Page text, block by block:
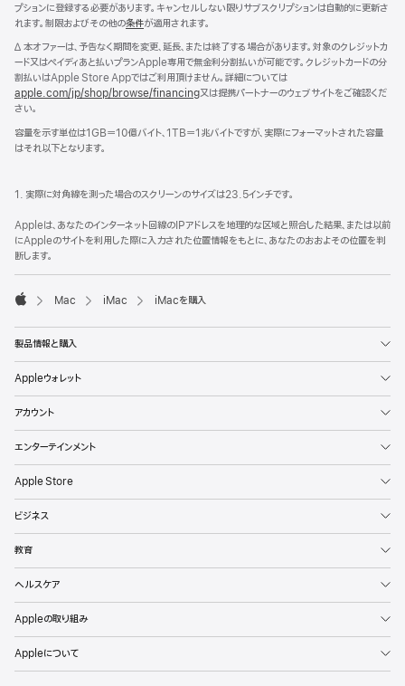
プションに登録する必要があります。キャンセルしない限りサブスクリプションは自動的に更新さ
れます。制限およびその他の条件が適用されます。
脚
注
∆ 本オファーは、予告なく期間を変更、延長、または終了する場合があります。対象のクレジットカ
ード又はペイディあと払いプランApple専用で無金利分割払いが可能です。クレジットカードの分
割払いはApple Store Appではご利用頂けません。詳細については
apple.com/jp/shop/browse/financing又は提携パートナーのウェブサイトをご確認くだ
さい。
容量を示す単位は1GB＝10億バイト、1TB＝1兆バイトですが、実際にフォーマットされた容量
はそれ以下となります。
1. 実際に対角線を測った場合のスクリーンのサイズは23.5インチです。
Appleは、あなたのインターネット回線のIPアドレスを地理的な区域と照合した結果、または以前
にAppleのサイトを利用した際に入力された位置情報をもとに、あなたのおおよその位置を判
断します。
Mac iMac iMacを購入
製品情報と購入
Appleウォレット
アカウント
エンターテインメント
Apple Store
ビジネス
教育
ヘルスケア
Appleの取り組み
Appleについて